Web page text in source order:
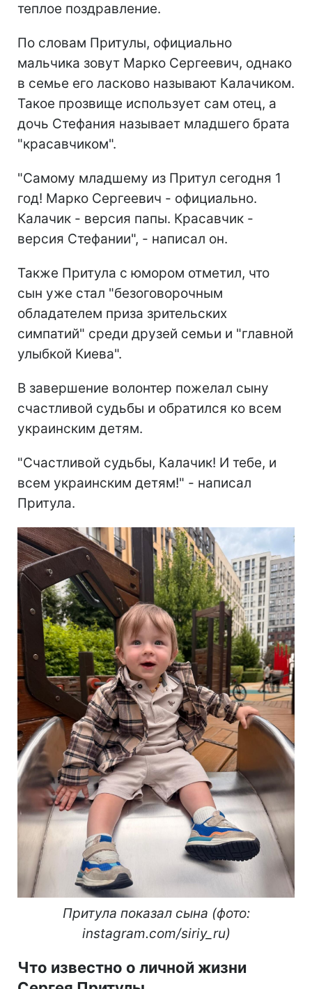
теплое поздравление.
По словам Притулы, официально
мальчика зовут Марко Сергеевич, однако
в семье его ласково называют Калачиком.
Такое прозвище использует сам отец, а
дочь Стефания называет младшего брата
"красавчиком".
"Самому младшему из Притул сегодня 1
год! Марко Сергеевич - официально.
Калачик - версия папы. Красавчик -
версия Стефании", - написал он.
Также Притула с юмором отметил, что
сын уже стал "безоговорочным
обладателем приза зрительских
симпатий" среди друзей семьи и "главной
улыбкой Киева".
В завершение волонтер пожелал сыну
счастливой судьбы и обратился ко всем
украинским детям.
"Счастливой судьбы, Калачик! И тебе, и
всем украинским детям!" - написал
Притула.
Притула показал сына (фото:
instagram.com/siriy_ru)
Что известно о личной жизни